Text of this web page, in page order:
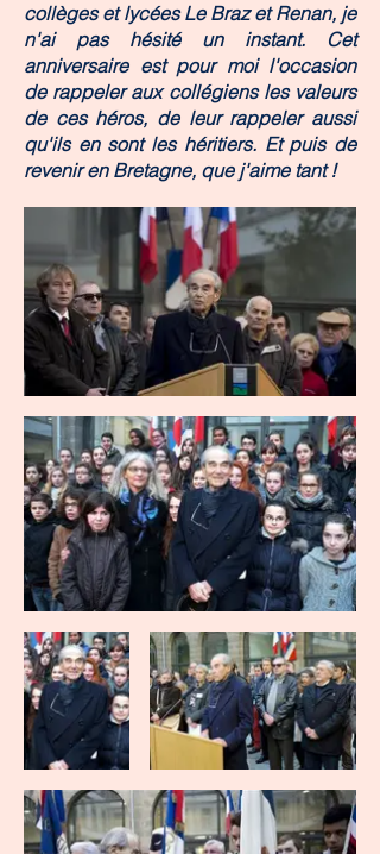
collèges et lycées Le Braz et Renan, je
n'ai pas hésité un instant. Cet
anniversaire est pour moi l'occasion
de rappeler aux collégiens les valeurs
de ces héros, de leur rappeler aussi
qu'ils en sont les héritiers. Et puis de
revenir en Bretagne, que j'aime tant !